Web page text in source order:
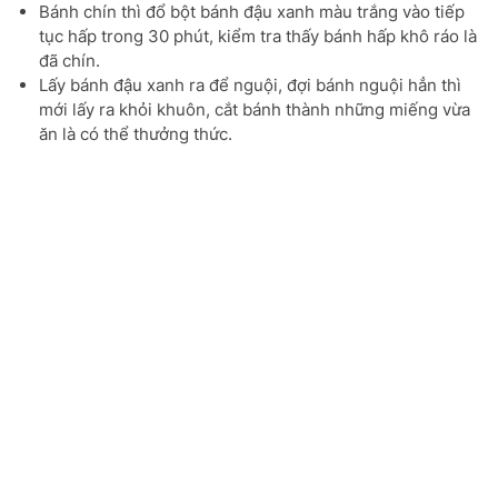
Bánh chín thì đổ bột bánh đậu xanh màu trắng vào tiếp
tục hấp trong 30 phút, kiểm tra thấy bánh hấp khô ráo là
đã chín.
Lấy bánh đậu xanh ra để nguội, đợi bánh nguội hẳn thì
mới lấy ra khỏi khuôn, cắt bánh thành những miếng vừa
ăn là có thể thưởng thức.